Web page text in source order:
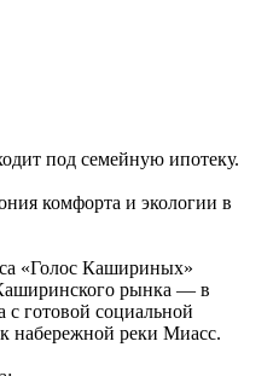
под семейную ипотеку.
комфорта и экологии в
«Голос Кашириных»
рынка — в
с готовой социальной
набережной реки Миасс.